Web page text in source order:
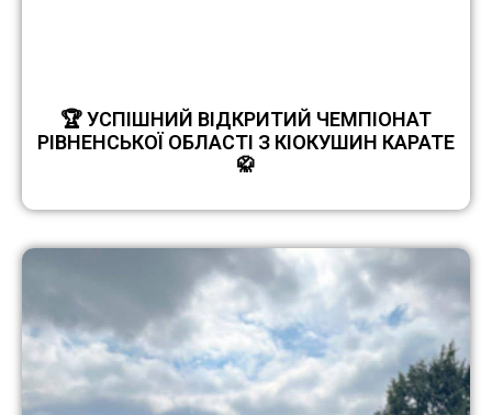
🏆 УСПІШНИЙ ВІДКРИТИЙ ЧЕМПІОНАТ
РІВНЕНСЬКОЇ ОБЛАСТІ З КІОКУШИН КАРАТЕ
🥋